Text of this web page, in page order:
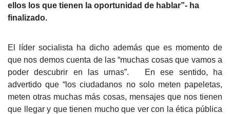
ellos los que tienen la oportunidad de hablar”- ha
finalizado.
El líder socialista ha dicho además que es momento de
que nos demos cuenta de las “muchas cosas que vamos a
poder descubrir en las urnas”. En ese sentido, ha
advertido que “los ciudadanos no solo meten papeletas,
meten otras muchas más cosas, mensajes que nos tienen
que llegar y que tienen mucho que ver con la ética pública